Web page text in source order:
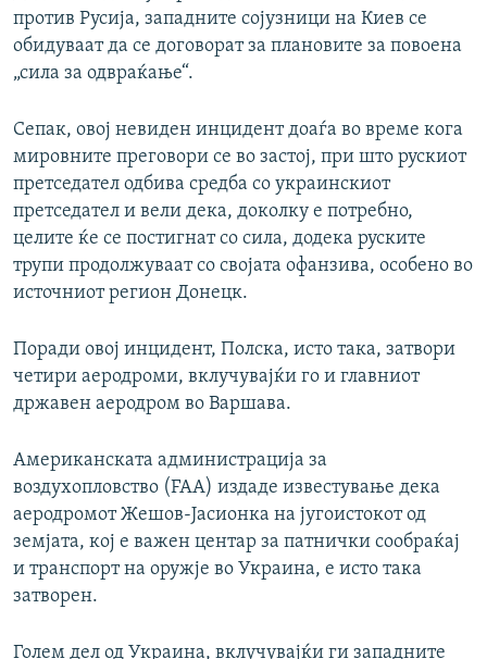
против Русија, западните сојузници на Киев се
обидуваат да се договорат за плановите за повоена
„сила за одвраќање“.
Сепак, овој невиден инцидент доаѓа во време кога
мировните преговори се во застој, при што рускиот
претседател одбива средба со украинскиот
претседател и вели дека, доколку е потребно,
целите ќе се постигнат со сила, додека руските
трупи продолжуваат со својата офанзива, особено во
источниот регион Донецк.
Поради овој инцидент, Полска, исто така, затвори
четири аеродроми, вклучувајќи го и главниот
државен аеродром во Варшава.
Американската администрација за
воздухопловство (FAA) издаде известување дека
аеродромот Жешов-Јасионка на југоистокот од
земјата, кој е важен центар за патнички сообраќај
и транспорт на оружје во Украина, е исто така
затворен.
Голем дел од Украина, вклучувајќи ги западните